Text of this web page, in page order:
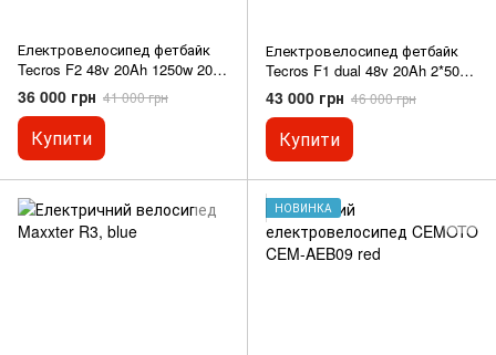
Електровелосипед фетбайк
Tecros F2 48v 20Ah 1250w 20"
45 км/год
36 000 грн 41 000 грн
Купити
Електровелосипед фетбайк
Tecros F1 dual 48v 20Ah 2*500w
20" 50 км/год
43 000 грн 46 000 грн
Купити
НОВИНКА